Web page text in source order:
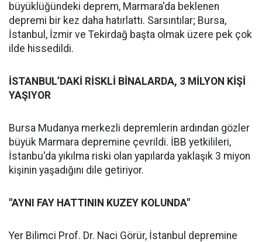
büyüklüğündeki deprem, Marmara'da beklenen
depremi bir kez daha hatırlattı. Sarsıntılar; Bursa,
İstanbul, İzmir ve Tekirdağ başta olmak üzere pek çok
ilde hissedildi.
İSTANBUL’DAKİ RİSKLİ BİNALARDA, 3 MİLYON KİŞİ
YAŞIYOR
Bursa Mudanya merkezli depremlerin ardından gözler
büyük Marmara depremine çevrildi. İBB yetkilileri,
İstanbu'da yıkılma riski olan yapılarda yaklaşık 3 miyon
kişinin yaşadığını dile getiriyor.
"AYNI FAY HATTININ KUZEY KOLUNDA"
Yer Bilimci Prof. Dr. Naci Görür, İstanbul depremine